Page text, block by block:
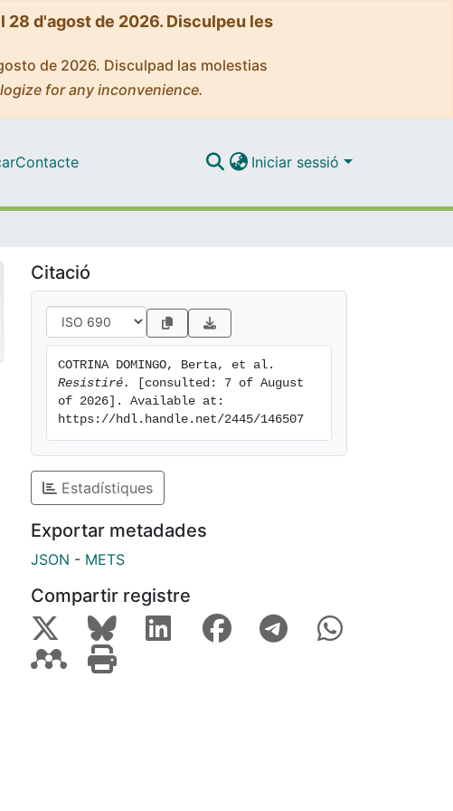
d'agost de 2026. Disculpeu les
de 2026. Disculpad las molestias
for any inconvenience.
Contacte Iniciar sessió
Citació
Resistiré.
[consulted: 7 of August
of 2026]. Available at:
https://hdl.handle.net/2445/146507
Estadístiques
Exportar metadades
JSON - METS
Compartir registre